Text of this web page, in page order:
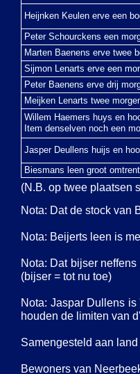
Heijnken Keulen erve een
Peter Schourckens een
Marten Baenens erve twee
Sijmon Lenarts erve een
Peter Baenens erve drij
Meijken Lenarts twee
Willem Haemers huys en
Item denselven noch een
Jasper Deullens huijs en
Biesmans leen groot
Nota: Dat de stock van
Nota: Beijerts leen is
Nota: Dat bijser
(bijser = tot nu toe)
Nota: Jaspar Dullens
houden de limiten van
Samengesteld aan
Bewoners van
(N.B. op twee plaatsen